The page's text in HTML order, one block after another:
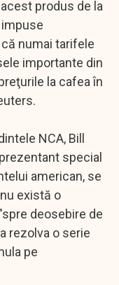
produs de la
numai tarifele
importante din
la cafea în
NCA, Bill
special
american, se
există o
deosebire de
rezolva o serie
pe